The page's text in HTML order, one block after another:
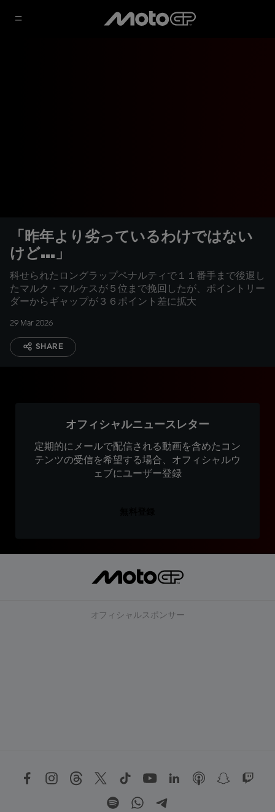
「昨年より劣っているわけではない
けど...」
科せられたロングラップペナルティで１１番手まで後退し
たマルク・マルケスが５位まで挽回したが、ポイントリー
ダーからギャップが３６ポイント差に拡大
29 Mar 2026
SHARE
オフィシャルニュースレター
定期的にメールで配信される動画を含めたコン
テンツの受信を希望する場合、オフィシャルウ
ェブにユーザー登録
オフィシャルスポンサー